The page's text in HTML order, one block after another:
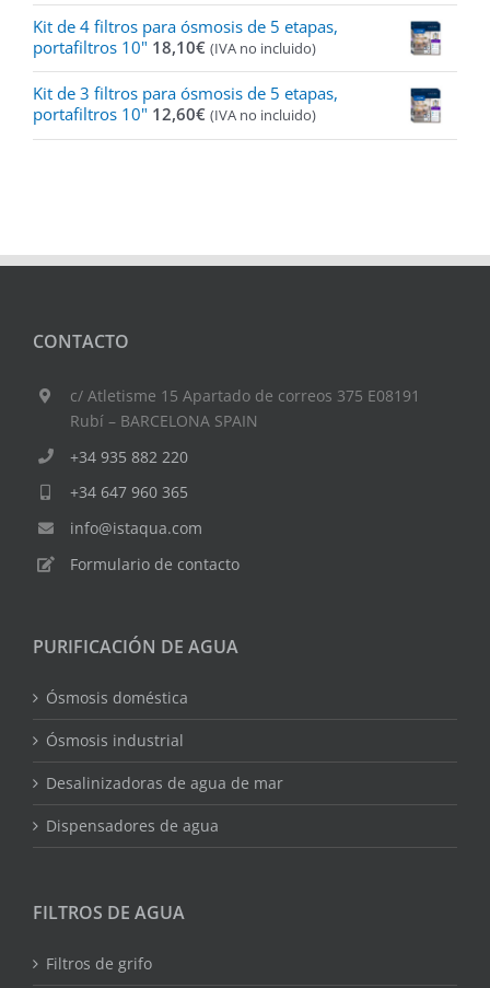
precios:
desde
185,50€
hasta
298,43€
Kit de 4 filtros para ósmosis de 5 etapas,
portafiltros 10" 18,10€ (IVA no incluido)
Kit de 3 filtros para ósmosis de 5 etapas,
portafiltros 10" 12,60€ (IVA no incluido)
CONTACTO
c/ Atletisme 15 Apartado de correos 375 E08191
Rubí – BARCELONA SPAIN
+34 935 882 220
+34 647 960 365
info@istaqua.com
Formulario de contacto
PURIFICACIÓN DE AGUA
Ósmosis doméstica
Ósmosis industrial
Desalinizadoras de agua de mar
Dispensadores de agua
FILTROS DE AGUA
Filtros de grifo